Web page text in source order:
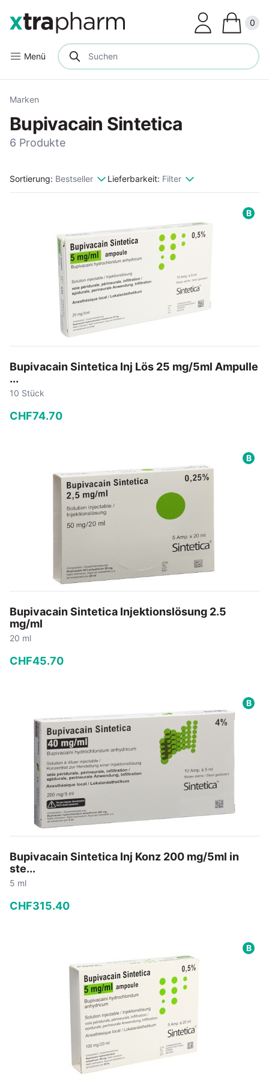
Menü
0
Marken
Bupivacain Sintetica
6 Produkte
Sortierung: Bestseller Lieferbarkeit: Filter
B
Bupivacain Sintetica Inj Lös 25 mg/5ml Ampulle
...
10 Stück
CHF74.70
In den Warenkorb
B
Bupivacain Sintetica Injektionslösung 2.5
mg/ml
20 ml
CHF45.70
In den Warenkorb
B
Bupivacain Sintetica Inj Konz 200 mg/5ml in
ste...
5 ml
CHF315.40
In den Warenkorb
B